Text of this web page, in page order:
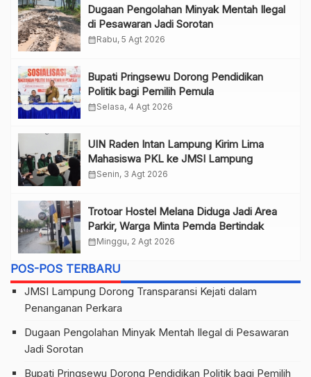
Dugaan Pengolahan Minyak Mentah Ilegal
di Pesawaran Jadi Sorotan
calendar_monthRabu, 5 Agt 2026
Bupati Pringsewu Dorong Pendidikan
Politik bagi Pemilih Pemula
calendar_monthSelasa, 4 Agt 2026
UIN Raden Intan Lampung Kirim Lima
Mahasiswa PKL ke JMSI Lampung
calendar_monthSenin, 3 Agt 2026
Trotoar Hostel Melana Diduga Jadi Area
Parkir, Warga Minta Pemda Bertindak
calendar_monthMinggu, 2 Agt 2026
POS-POS TERBARU
JMSI Lampung Dorong Transparansi Kejati dalam
Penanganan Perkara
Dugaan Pengolahan Minyak Mentah Ilegal di Pesawaran
Jadi Sorotan
Bupati Pringsewu Dorong Pendidikan Politik bagi Pemilih